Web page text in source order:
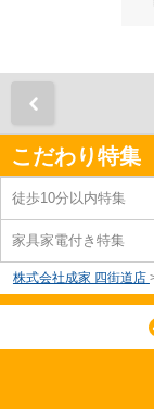
こだわり特集
徒歩10分以内特集
家具家電付き特集
株式会社成家 四街道店